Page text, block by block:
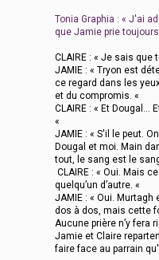
Tonia Graphia : « J'ai
que Jamie prie
CLAIRE : « Je sais que
JAMIE : « Tryon est
ce regard dans les
et du compromis. «
CLAIRE : « Et Dougal...
«
JAMIE : « S'il le peut.
Dougal et moi. Main
tout, le sang est le
CLAIRE : « Oui. Mais
quelqu’un d’autre. «
JAMIE : « Oui.
dos à dos, mais cette
Aucune prière n’y fera
Jamie et Claire
faire face au parrain